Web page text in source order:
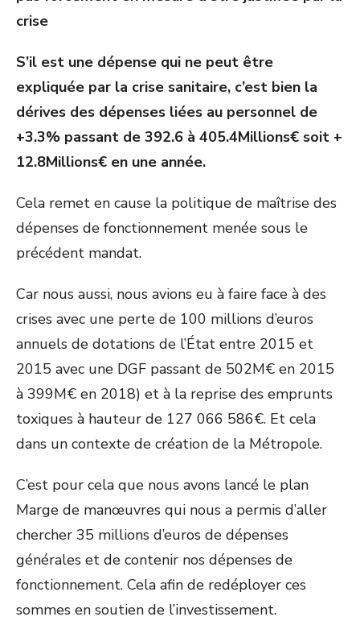
crise
S’il est une dépense qui ne peut être
expliquée par la crise sanitaire, c’est bien la
dérives des dépenses liées au personnel de
+3.3% passant de 392.6 à 405.4Millions€ soit +
12.8Millions€ en une année.
Cela remet en cause la politique de maîtrise des
dépenses de fonctionnement menée sous le
précédent mandat.
Car nous aussi, nous avions eu à faire face à des
crises avec une perte de 100 millions d’euros
annuels de dotations de l’État entre 2015 et
2015 avec une DGF passant de 502M€ en 2015
à 399M€ en 2018) et à la reprise des emprunts
toxiques à hauteur de 127 066 586€. Et cela
dans un contexte de création de la Métropole.
C’est pour cela que nous avons lancé le plan
Marge de manœuvres qui nous a permis d’aller
chercher 35 millions d’euros de dépenses
générales et de contenir nos dépenses de
fonctionnement. Cela afin de redéployer ces
sommes en soutien de l’investissement.